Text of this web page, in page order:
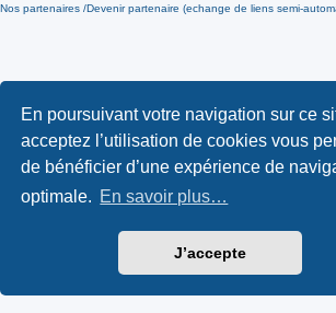
En poursuivant votre navigation sur ce
acceptez l’utilisation de cookies vous
de bénéficier d’une expérience de
optimale. En savoir plus…
J’accepte
Nos partenaires /Devenir partenaire (echange de liens semi-